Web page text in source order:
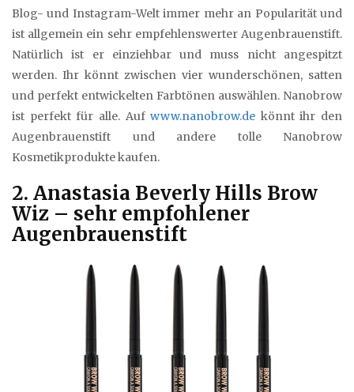
Blog- und Instagram-Welt immer mehr an Popularität und
ist allgemein ein sehr empfehlenswerter Augenbrauenstift.
Natürlich ist er einziehbar und muss nicht angespitzt
werden. Ihr könnt zwischen vier wunderschönen, satten
und perfekt entwickelten Farbtönen auswählen. Nanobrow
ist perfekt für alle. Aufwww.nanobrow.de könnt ihr den
Augenbrauenstift und andere tolle Nanobrow
Kosmetikprodukte kaufen.
2. Anastasia Beverly Hills Brow
Wiz – sehr empfohlener
Augenbrauenstift